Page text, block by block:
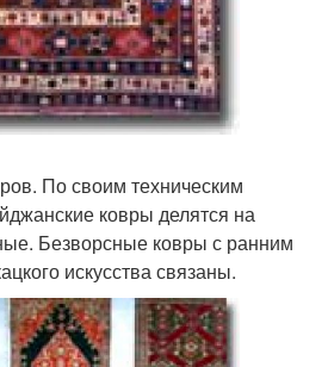
По своим техническим
ковры делятся на
Безворсные ковры с ранним
искусства связаны.